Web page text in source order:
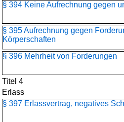
§ 394 Keine Aufrechnung gegen
§ 395 Aufrechnung gegen
Körperschaften
§ 396 Mehrheit von Forderungen
Titel 4
Erlass
§ 397 Erlassvertrag, negatives